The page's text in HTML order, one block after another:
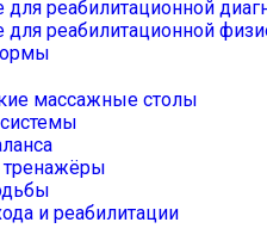
реабилитационной
реабилитационной
массажные столы
и реабилитации